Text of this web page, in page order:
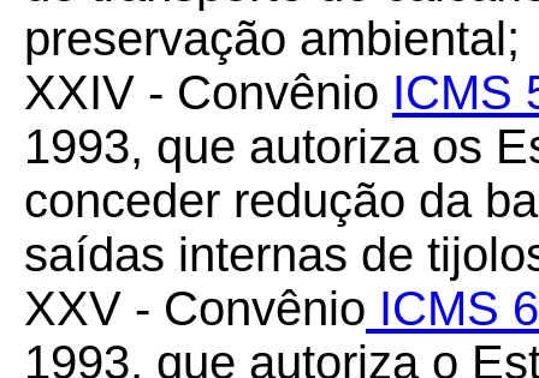
preservação ambiental;
XXIV - Convênio ICMS
1993, que autoriza os
conceder redução da
saídas internas de
XXV - Convênio ICMS
1993, que autoriza o